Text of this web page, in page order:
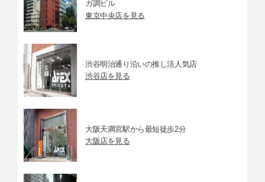
ガ調ビル
東京中央店を見る
渋谷明治通り沿いの推し活人気店
渋谷店を見る
大阪天満宮駅から最短徒歩2分
大阪店を見る